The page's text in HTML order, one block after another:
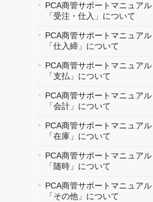
PCA商管サポートマニュアル
「受注・仕入」について
PCA商管サポートマニュアル
「仕入締」について
PCA商管サポートマニュアル
「支払」について
PCA商管サポートマニュアル
「会計」について
PCA商管サポートマニュアル
「在庫」について
PCA商管サポートマニュアル
「随時」について
PCA商管サポートマニュアル
「その他」について